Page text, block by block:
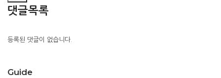
댓글목록
등록된 댓글이 없습니다.
Guide